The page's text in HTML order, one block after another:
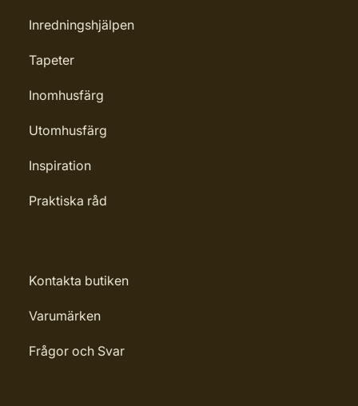
Inredningshjälpen
Tapeter
Inomhusfärg
Utomhusfärg
Inspiration
Praktiska råd
Kontakta butiken
Varumärken
Frågor och Svar